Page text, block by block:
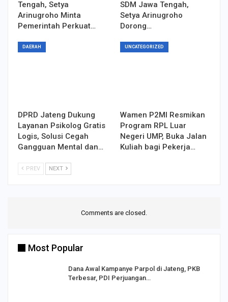
Tengah, Setya
Arinugroho Minta
Pemerintah Perkuat…
SDM Jawa Tengah,
Setya Arinugroho
Dorong…
DAERAH
DPRD Jateng Dukung
Layanan Psikolog Gratis
Logis, Solusi Cegah
Gangguan Mental dan…
UNCATEGORIZED
Wamen P2MI Resmikan
Program RPL Luar
Negeri UMP, Buka Jalan
Kuliah bagi Pekerja…
PREV NEXT
Comments are closed.
Most Popular
Dana Awal Kampanye Parpol di Jateng, PKB
Terbesar, PDI Perjuangan…